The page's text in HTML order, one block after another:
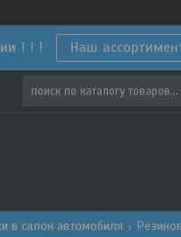
! ! ! Наш
в салон автомобиля